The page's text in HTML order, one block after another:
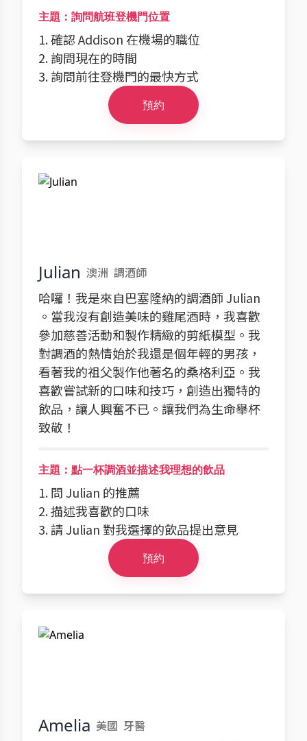
主題：詢問航班登機門位置
1. 確認 Addison 在機場的職位
2. 詢問現在的時間
3. 詢問前往登機門的最快方式
預約
Julian 澳洲 調酒師
哈囉！我是來自巴塞隆納的調酒師 Julian
。當我沒有創造美味的雞尾酒時，我喜歡
參加慈善活動和製作精緻的剪紙模型。我
對調酒的熱情始於我還是個年輕的男孩，
看著我的祖父製作他著名的桑格利亞。我
喜歡嘗試新的口味和技巧，創造出獨特的
飲品，讓人興奮不已。讓我們為生命舉杯
致敬！
主題：點一杯調酒並描述我理想的飲品
1. 問 Julian 的推薦
2. 描述我喜歡的口味
3. 請 Julian 對我選擇的飲品提出意見
預約
Amelia 美國 牙醫